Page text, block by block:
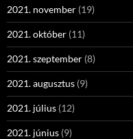
2021. november (19)
2021. október (11)
2021. szeptember (8)
2021. augusztus (9)
2021. július (12)
2021. június (9)